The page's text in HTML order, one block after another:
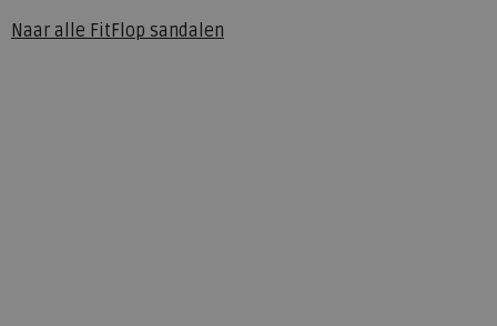
Naar alle FitFlop sandalen